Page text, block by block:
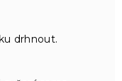
drhnout.